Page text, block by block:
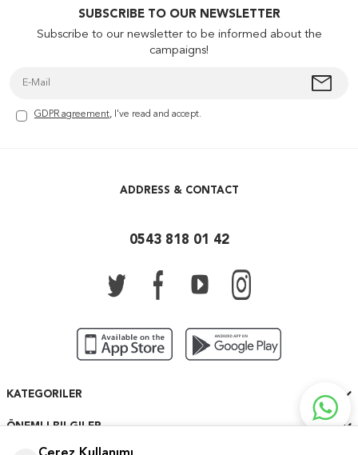
SUBSCRIBE TO OUR NEWSLETTER
Subscribe to our newsletter to be informed about the
campaigns!
GDPR agreement, I've read and accept.
ADDRESS & CONTACT
0543 818 01 42
KATEGORILER
ÖNEMLI BILGILER